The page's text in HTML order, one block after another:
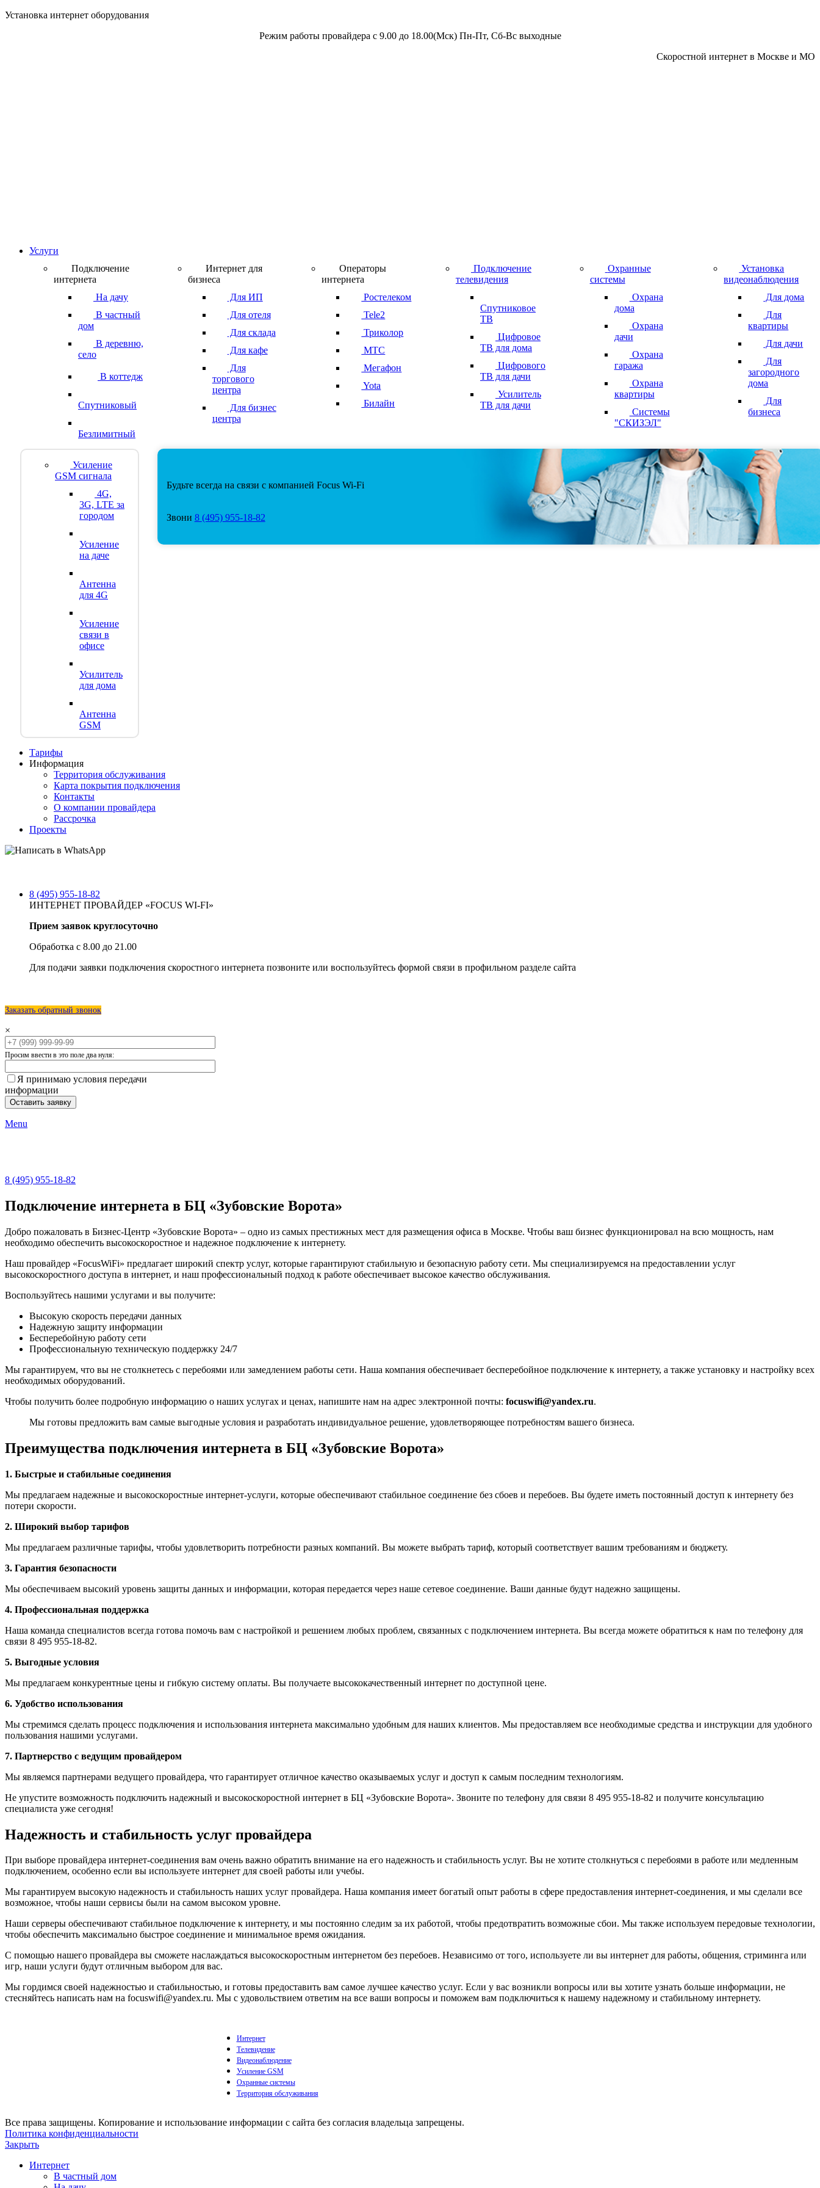
Установка интернет оборудования
Режим работы провайдера с 9.00 до 18.00(Мск) Пн-Пт, Сб-Вс выходные
Скоростной интернет в Москве и МО
Услуги
Подключение
интернета
На дачу
В частный
дом
В деревню,
село
В коттедж
Спутниковый
Безлимитный
Интернет для
бизнеса
Для ИП
Для отеля
Для склада
Для кафе
Для
торгового
центра
Для бизнес
центра
Операторы
интернета
Ростелеком
Tele2
Триколор
МТС
Мегафон
Yota
Билайн
Подключение
телевидения
Спутниковое
ТВ
Цифровое
ТВ для дома
Цифрового
ТВ для дачи
Усилитель
ТВ для дачи
Охранные
системы
Охрана
дома
Охрана
дачи
Охрана
гаража
Охрана
квартиры
Системы
"СКИЗЭЛ"
Установка
видеонаблюдения
Для дома
Для
квартиры
Для дачи
Для
загородного
дома
Для
бизнеса
Усиление
GSM сигнала
4G,
3G, LTE за
городом
Усиление
на даче
Антенна
для 4G
Усиление
связи в
офисе
Усилитель
для дома
Антенна
GSM
Будьте всегда на связи с компанией Focus Wi-Fi
Звони 8 (495)955-18-82
Тарифы
Информация
Территория обслуживания
Карта покрытия подключения
Контакты
О компании провайдера
Рассрочка
Проекты
8 (495) 955-18-82
ИНТЕРНЕТ ПРОВАЙДЕР «FOCUS WI-FI»
Прием заявок круглосуточно
Обработка с 8.00 до 21.00
Для подачи заявки подключения скоростного интернета позвоните или воспользуйтесь формой связи в профильном разделе сайта
Заказать обратный звонок
×
Просим ввести в это поле два нуля:
Я принимаю условия передачи
информации
Menu
8 (495) 955-18-82
Подключение интернета в БЦ «Зубовские Ворота»
Добро пожаловать в Бизнес-Центр «Зубовские Ворота» – одно из самых престижных мест для размещения офиса в Москве. Чтобы ваш бизнес функционировал на всю мощность, нам
необходимо обеспечить высокоскоростное и надежное подключение к интернету.
Наш провайдер «FocusWiFi» предлагает широкий спектр услуг, которые гарантируют стабильную и безопасную работу сети. Мы специализируемся на предоставлении услуг
высокоскоростного доступа в интернет, и наш профессиональный подход к работе обеспечивает высокое качество обслуживания.
Воспользуйтесь нашими услугами и вы получите:
Высокую скорость передачи данных
Надежную защиту информации
Бесперебойную работу сети
Профессиональную техническую поддержку 24/7
Мы гарантируем, что вы не столкнетесь с перебоями или замедлением работы сети. Наша компания обеспечивает бесперебойное подключение к интернету, а также установку и настройку всех
необходимых оборудований.
Чтобы получить более подробную информацию о наших услугах и ценах, напишите нам на адрес электронной почты: focuswifi@yandex.ru.
Мы готовы предложить вам самые выгодные условия и разработать индивидуальное решение, удовлетворяющее потребностям вашего бизнеса.
Преимущества подключения интернета в БЦ «Зубовские Ворота»
1. Быстрые и стабильные соединения
Мы предлагаем надежные и высокоскоростные интернет-услуги, которые обеспечивают стабильное соединение без сбоев и перебоев. Вы будете иметь постоянный доступ к интернету без
потери скорости.
2. Широкий выбор тарифов
Мы предлагаем различные тарифы, чтобы удовлетворить потребности разных компаний. Вы можете выбрать тариф, который соответствует вашим требованиям и бюджету.
3. Гарантия безопасности
Мы обеспечиваем высокий уровень защиты данных и информации, которая передается через наше сетевое соединение. Ваши данные будут надежно защищены.
4. Профессиональная поддержка
Наша команда специалистов всегда готова помочь вам с настройкой и решением любых проблем, связанных с подключением интернета. Вы всегда можете обратиться к нам по телефону для
связи 8 495 955-18-82.
5. Выгодные условия
Мы предлагаем конкурентные цены и гибкую систему оплаты. Вы получаете высококачественный интернет по доступной цене.
6. Удобство использования
Мы стремимся сделать процесс подключения и использования интернета максимально удобным для наших клиентов. Мы предоставляем все необходимые средства и инструкции для удобного
пользования нашими услугами.
7. Партнерство с ведущим провайдером
Мы являемся партнерами ведущего провайдера, что гарантирует отличное качество оказываемых услуг и доступ к самым последним технологиям.
Не упустите возможность подключить надежный и высокоскоростной интернет в БЦ «Зубовские Ворота». Звоните по телефону для связи 8 495 955-18-82 и получите консультацию
специалиста уже сегодня!
Надежность и стабильность услуг провайдера
При выборе провайдера интернет-соединения вам очень важно обратить внимание на его надежность и стабильность услуг. Вы не хотите столкнуться с перебоями в работе или медленным
подключением, особенно если вы используете интернет для своей работы или учебы.
Мы гарантируем высокую надежность и стабильность наших услуг провайдера. Наша компания имеет богатый опыт работы в сфере предоставления интернет-соединения, и мы сделали все
возможное, чтобы наши сервисы были на самом высоком уровне.
Наши серверы обеспечивают стабильное подключение к интернету, и мы постоянно следим за их работой, чтобы предотвратить возможные сбои. Мы также используем передовые технологии,
чтобы обеспечить максимально быстрое соединение и минимальное время ожидания.
С помощью нашего провайдера вы сможете наслаждаться высокоскоростным интернетом без перебоев. Независимо от того, используете ли вы интернет для работы, общения, стриминга или
игр, наши услуги будут отличным выбором для вас.
Мы гордимся своей надежностью и стабильностью, и готовы предоставить вам самое лучшее качество услуг. Если у вас возникли вопросы или вы хотите узнать больше информации, не
стесняйтесь написать нам на focuswifi@yandex.ru. Мы с удовольствием ответим на все ваши вопросы и поможем вам подключиться к нашему надежному и стабильному интернету.
Интернет
Телевидение
Видеонаблюдение
Усиление GSM
Охранные системы
Территория обслуживания
Все права защищены. Копирование и использование информации с сайта без согласия владельца запрещены.
Политика конфиденциальности
Закрыть
Интернет
В частный дом